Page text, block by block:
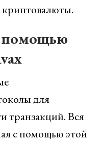
помощью
для
транзакций. Вся
с помощью этой